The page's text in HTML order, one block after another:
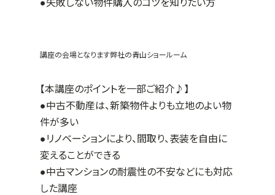
●失敗しない物件購入のコツを知りたい方
講座の会場となります弊社の青山ショールーム
【本講座のポイントを一部ご紹介♪】
●中古不動産は、新築物件よりも立地のよい物
件が多い
●リノベーションにより、間取り、表装を自由に
変えることができる
●中古マンションの耐震性の不安などにも対応
した講座